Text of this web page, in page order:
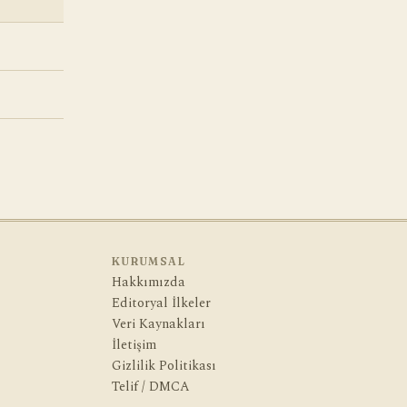
KURUMSAL
Hakkımızda
Editoryal İlkeler
Veri Kaynakları
İletişim
Gizlilik Politikası
Telif / DMCA